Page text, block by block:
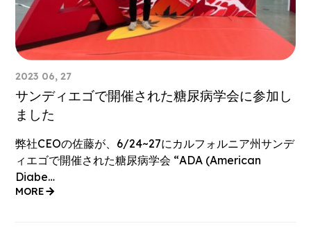
2023 06, 27
サンディエゴで開催された糖尿病学会に参加し
ました
弊社CEOの佐藤が、6/24~27にカルフォルニア州サンデ
ィエゴで開催された糖尿病学会 “ADA (American
Diabe…
MORE